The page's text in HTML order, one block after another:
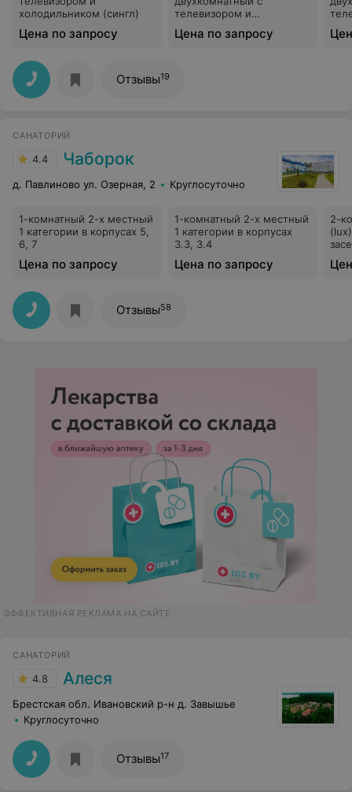
холодильником (сингл)
Цена по запросу
телевизором и
человека (люкс), корпус 2
Цена по запросу
Отзывы19
САНАТОРИЙ
4.4 Чаборок
д. Павлиново ул. Озерная, 2 Круглосуточно
1-комнатный 2-х местный
1 категории в корпусах 5,
6, 7
Цена по запросу
1-комнатный 2-х местный
1 категории в корпусах
3.3, 3.4
Цена по запросу
2-
Отзывы58
ЭФФЕКТИВНАЯ РЕКЛАМА НА САЙТЕ
САНАТОРИЙ
4.8 Алеся
Брестская обл. Ивановский р-н д. Завышье
Круглосуточно
Отзывы17